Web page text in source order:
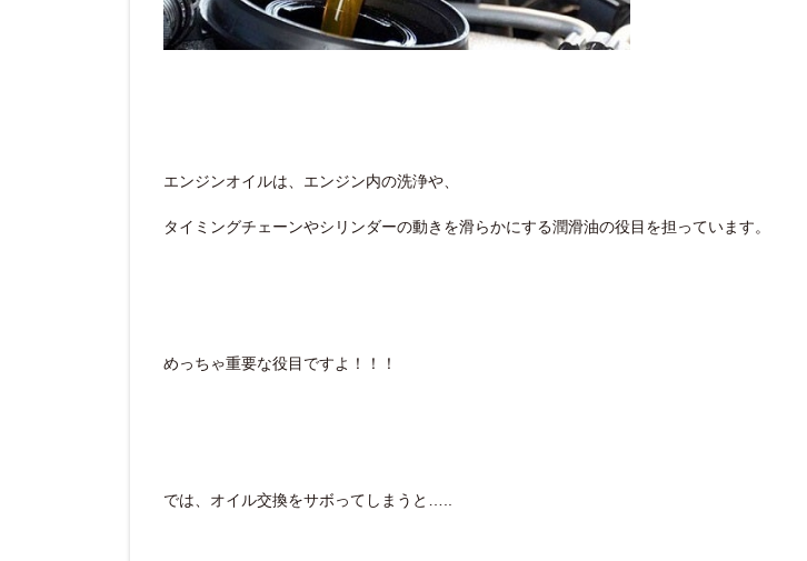
エンジンオイルは、エンジン内の洗浄や、
タイミングチェーンやシリンダーの動きを滑らかにする潤滑油の役目を担っています。
めっちゃ重要な役目ですよ！！！
では、オイル交換をサボってしまうと…..